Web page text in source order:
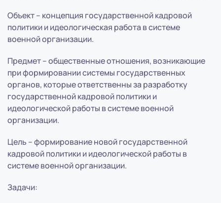
Объект – концепция государственной кадровой
политики и идеологическая работа в системе
военной организации.
Предмет – общественные отношения, возникающие
при формировании системы государственных
органов, которые ответственны за разработку
государственной кадровой политики и
идеологической работы в системе военной
организации.
Цель – формирование новой государственной
кадровой политики и идеологической работы в
системе военной организации.
Задачи: